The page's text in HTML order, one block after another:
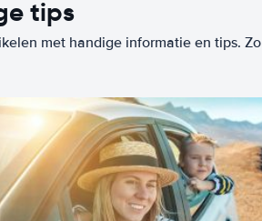
tips
met handige informatie en tips. Zo